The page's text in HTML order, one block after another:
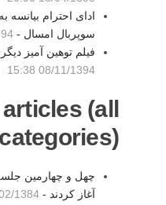
ادای احترام
سوپربال امسال -
فیلم توهین آمیز
08/11/1394 15:38
(all
categories):
چهل و چهارمین
آغاز کردند - 1384 20:29